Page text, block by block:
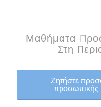
Μαθήματα
Στη
Ζητήστε
προσωπικής